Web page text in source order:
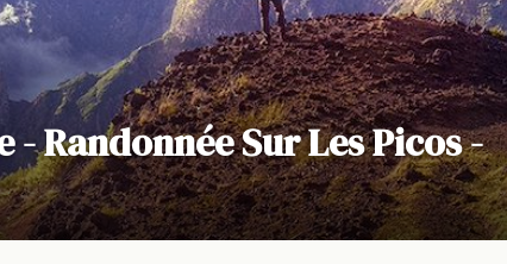
- Randonnée Sur Les Picos -